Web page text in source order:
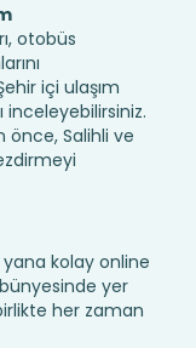
otobüs
içi ulaşım
inceleyebilirsiniz.
önce, Salihli ve
yana kolay online
yer
her zaman